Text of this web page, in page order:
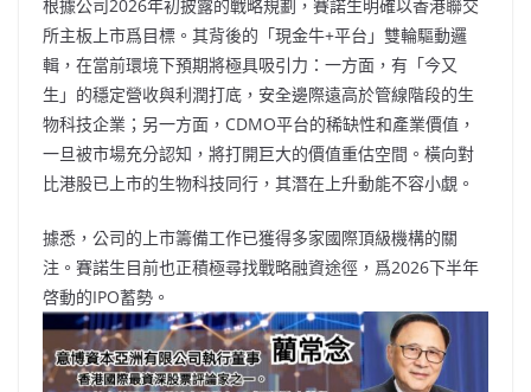
根據公司2026年初披露的戰略規劃，賽諾生明確以香港聯交
所主板上市爲目標。其背後的「現金牛+平台」雙輪驅動邏
輯，在當前環境下預期將極具吸引力：一方面，有「今又
生」的穩定營收與利潤打底，安全邊際遠高於管線階段的生
物科技企業；另一方面，CDMO平台的稀缺性和產業價值，
一旦被市場充分認知，將打開巨大的價值重估空間。橫向對
比港股已上市的生物科技同行，其潛在上升動能不容小覷。
據悉，公司的上市籌備工作已獲得多家國際頂級機構的關
注。賽諾生目前也正積極尋找戰略融資途徑，爲2026下半年
啓動的IPO蓄勢。